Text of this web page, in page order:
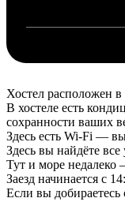
Хостел расположен
В хостеле есть
сохранности ваших
Здесь есть Wi-Fi —
Здесь вы найдёте
Тут и море недалеко
Заезд начинается с
Если вы добираетесь